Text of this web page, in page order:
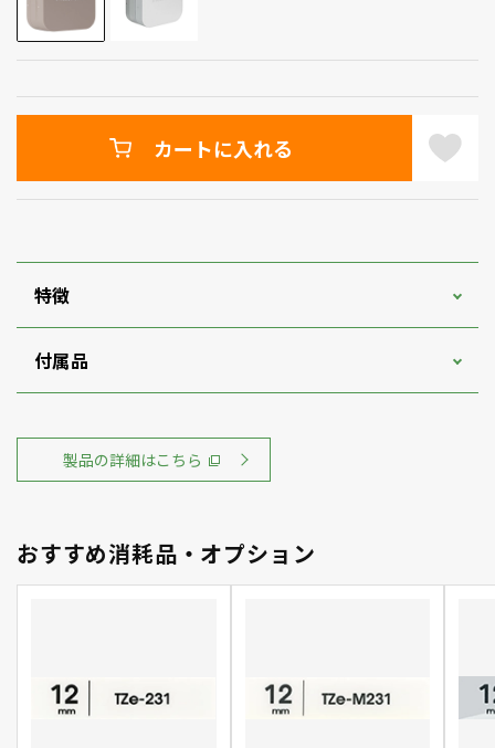
カートに入れる
特徴
付属品
製品の詳細はこちら
おすすめ消耗品・オプション